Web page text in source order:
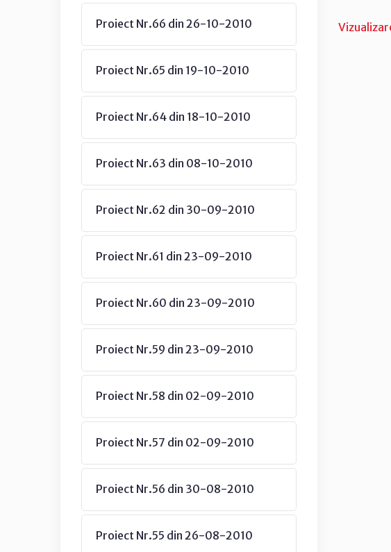
Proiect Nr.66 din 26-10-2010
Proiect Nr.65 din 19-10-2010
Proiect Nr.64 din 18-10-2010
Proiect Nr.63 din 08-10-2010
Proiect Nr.62 din 30-09-2010
Proiect Nr.61 din 23-09-2010
Proiect Nr.60 din 23-09-2010
Proiect Nr.59 din 23-09-2010
Proiect Nr.58 din 02-09-2010
Proiect Nr.57 din 02-09-2010
Proiect Nr.56 din 30-08-2010
Proiect Nr.55 din 26-08-2010